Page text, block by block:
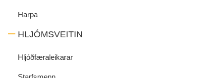
Harpa
HLJÓMSVEITIN
Hljóðfæraleikarar